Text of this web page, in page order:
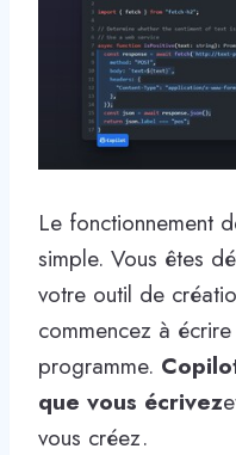
Le fonctionnement
simple. Vous êtes
votre outil de
commencez à
programme.
que vous écrivez
vous créez.